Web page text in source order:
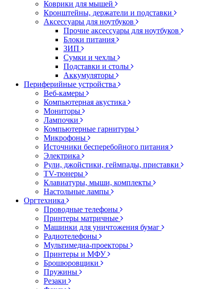
Коврики для мышей
Кронштейны, держатели и подставки
Аксессуары для ноутбуков
Прочие аксессуары для ноутбуков
Блоки питания
ЗИП
Сумки и чехлы
Подставки и столы
Аккумуляторы
Периферийные устройства
Веб-камеры
Компьютерная акустика
Мониторы
Лампочки
Компьютерные гарнитуры
Микрофоны
Источники бесперебойного питания
Электрика
Рули, джойстики, геймпады, приставки
TV-тюнеры
Клавиатуры, мыши, комплекты
Настольные лампы
Оргтехника
Проводные телефоны
Принтеры матричные
Машинки для уничтожения бумаг
Радиотелефоны
Мультимедиа-проекторы
Принтеры и МФУ
Брошюровщики
Пружины
Резаки